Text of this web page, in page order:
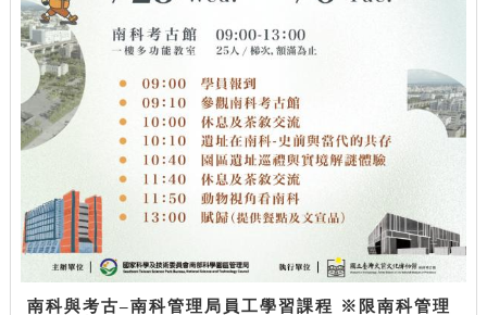
南科與考古–南科管理局員工學習課程 ※限南科管理